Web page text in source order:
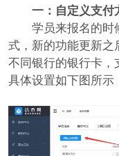
一：自定义支付
学员来报名的时
式，新的功能更新
不同银行的银行卡，
具体设置如下图所示